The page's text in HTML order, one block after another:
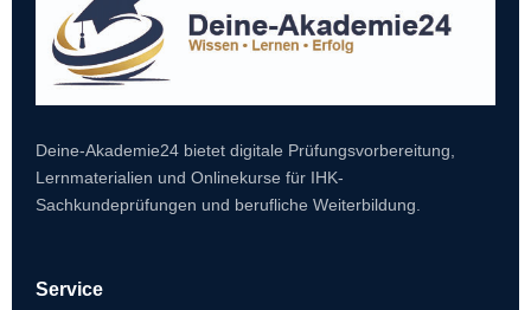
Deine-Akademie24 bietet digitale Prüfungsvorbereitung,
Lernmaterialien und Onlinekurse für IHK-
Sachkundeprüfungen und berufliche Weiterbildung.
Service